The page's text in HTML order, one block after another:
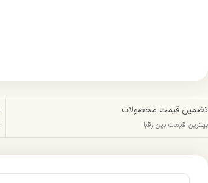
تضمین قیمت محصولات
بهترین قیمت بین رقبا